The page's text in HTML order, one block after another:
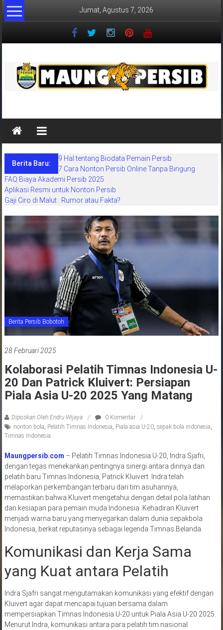
Lompat
ke
Jumat, Agustus 7, 2026
Maung
Persib
situs
berita
khusus
sepakbola
bandung
jawa
barat
Berita Baru:
9 Hal tentang Biodata Pemain Persib
7 Cara Nonton Persib Online Tanpa Bingung
FAQ Biaya Akademi Persib 2025
Aplikasi Resmi untuk Nonton Persib
Gaji Ciro di Malut : Rumor atau Fakta?
Berita Persib Bobotoh
28 Februari 2025
Kolaborasi Pelatih Timnas Indonesia U-
20 Dan Patrick Kluivert: Persiapan
Piala Asia U-20 2025 Yang Matang
Diposkan Oleh:Endru Wijaya
0 Komentar
nonton bola Pelatih Timnas Indonesia Piala asia U-20, sepak bola indonesia
Timnas Indonesia
Maungpersib.com – Pelatih Timnas Indonesia U-20, Indra Sjafri,
dengan tegas menekankan pentingnya sinergi antara dirinya dan
pelatih baru Timnas Indonesia, Patrick Kluivert. Indra telah
melaporkan perkembangan terbaru dari tim asuhannya,
memastikan bahwa Kluivert mengetahui dengan detail pola latihan
dan kesiapan para pemain muda Indonesia. Kehadiran Kluivert
menjadi warna baru yang menyegarkan dalam dunia sepakbola
Indonesia, berkat reputasinya sebagai legenda Timnas Belanda.
Komunikasi dan Kerja Sama
yang Kuat antara Pelatih
Indra Sjafri sangat mengutamakan komunikasi yang efektif dengan
Kluivert agar dapat mencapai tujuan bersama dalam
mempersiapkan Timnas Indonesia U-20 untuk Piala Asia U-20 2025.
Menurut Indra, komunikasi antara para pelatih tim nasional